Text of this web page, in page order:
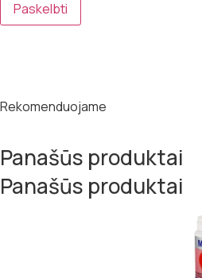
Rekomenduojame
Panašūs produktai
Panašūs produktai